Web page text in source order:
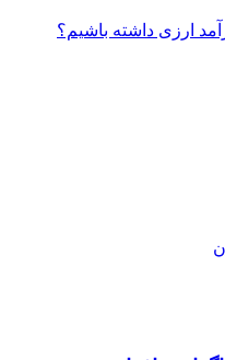
ارزی داشته باشیم؟